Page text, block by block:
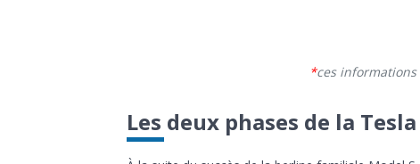
ces
Les deux phases de la